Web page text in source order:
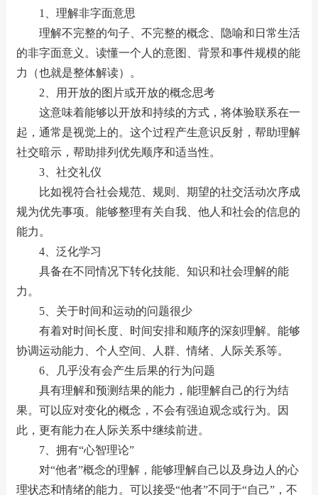
1、理解非字面意思
理解不完整的句子、不完整的概念、隐喻和日常生活
的非字面意义。读懂一个人的意图、背景和事件规模的能
力（也就是整体解读）。
2、用开放的图片或开放的概念思考
这意味着能够以开放和持续的方式，将体验联系在一
起，通常是视觉上的。这个过程产生意识反射，帮助理解
社交暗示，帮助排列优先顺序和适当性。
3、社交礼仪
比如视符合社会规范、规则、期望的社交活动次序成
规为优先事项。能够整理有关自我、他人和社会的信息的
能力。
4、泛化学习
具备在不同情况下转化技能、知识和社会理解的能
力。
5、关于时间和运动的问题很少
有着对时间长度、时间安排和顺序的深刻理解。能够
协调运动能力、个人空间、人群、情绪、人际关系等。
6、几乎没有会产生后果的行为问题
具有理解和预测结果的能力，能理解自己的行为结
果。可以应对变化的概念，不会有强迫观念或行为。因
此，更有能力在人际关系中继续前进。
7、拥有“心智理论”
对“他者”概念的理解，能够理解自己以及身边人的心
理状态和情绪的能力。可以接受“他者”不同于“自己”，不